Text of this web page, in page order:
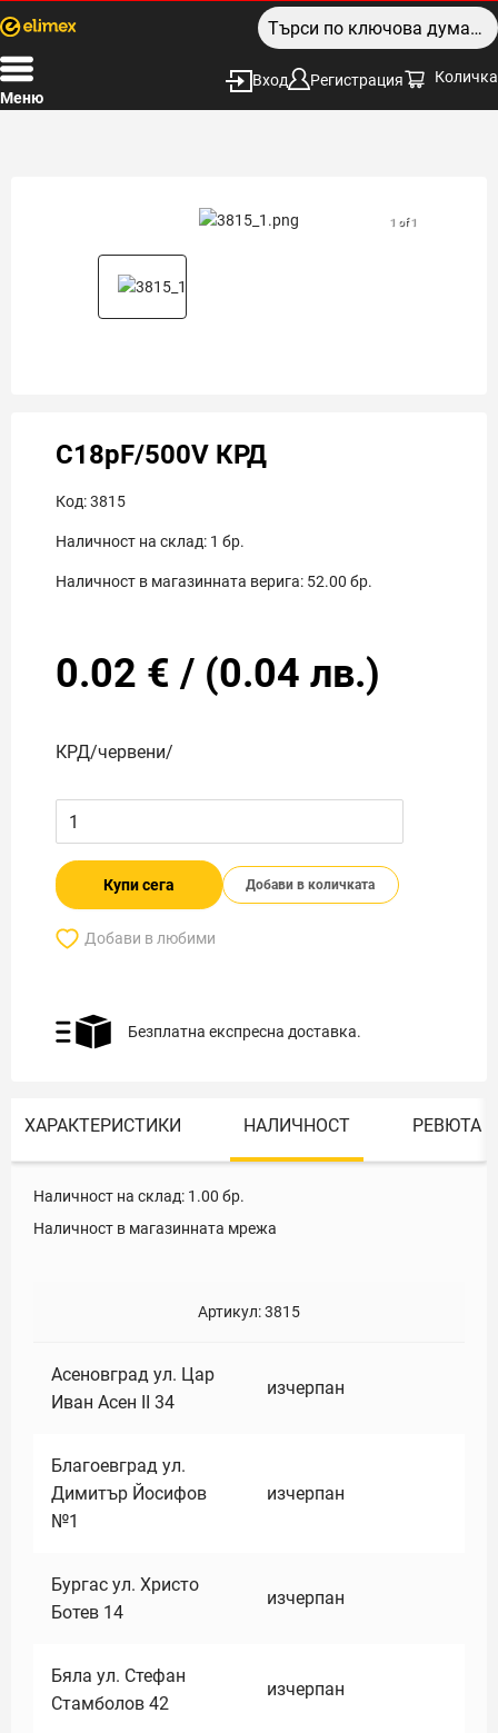
Меню
Вход Регистрация Количка
1 of 1
C18pF/500V КРД
Код:3815
Наличност на склад: 1 бр.
Наличност в магазинната верига: 52.00 бр.
0.02 € / (0.04 лв.)
КРД/червени/
Купи сега Добави в количката
Добави в любими
Безплатна експресна доставка.
ХАРАКТЕРИСТИКИ НАЛИЧНОСТ РЕВЮТА
Наличност на склад: 1.00 бр.
Наличност в магазинната мрежа
Артикул:3815
Асеновград ул. Цар
Иван Асен II 34
изчерпан
Благоевград ул.
Димитър Йосифов
№1
изчерпан
Бургас ул. Христо
Ботев 14
изчерпан
Бяла ул. Стефан
Стамболов 42
изчерпан